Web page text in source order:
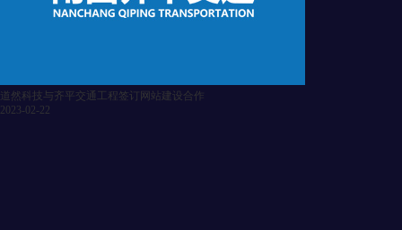
道然科技与齐平交通工程签订网站建设合作
2023-02-22